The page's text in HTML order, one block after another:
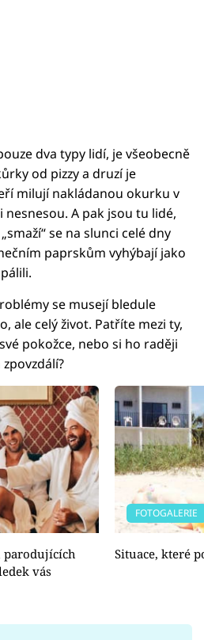
dva typy lidí, je všeobecně
od pizzy a druzí je
milují nakládanou okurku v
A pak jsou tu lidé,
se na slunci celé dny
paprskům vyhýbají jako
se musejí bledule
ale celý život. Patříte mezi ty,
pokožce, nebo si ho raději
parodujících
vás
FOTOGALERIE
Situace, které